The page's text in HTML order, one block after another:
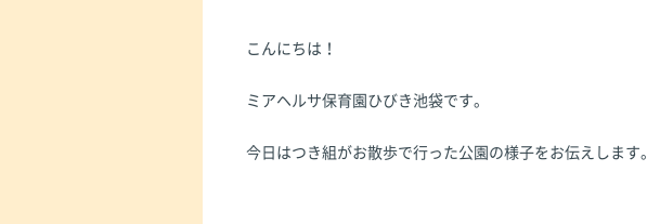
こんにちは！
ミアヘルサ保育園ひびき池袋です。
今日はつき組がお散歩で行った公園の様子をお伝えします。